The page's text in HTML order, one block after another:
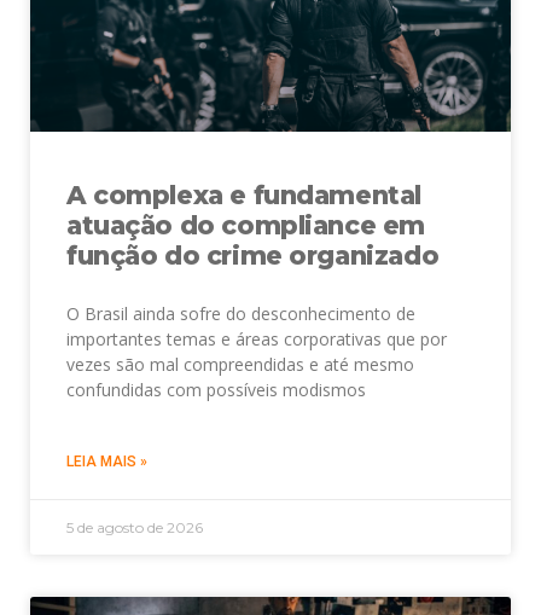
A complexa e fundamental
atuação do compliance em
função do crime organizado
O Brasil ainda sofre do desconhecimento de
importantes temas e áreas corporativas que por
vezes são mal compreendidas e até mesmo
confundidas com possíveis modismos
LEIA MAIS »
5 de agosto de 2026